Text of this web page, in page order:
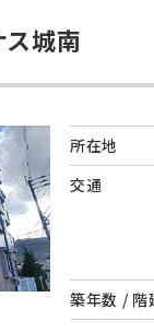
ス城南
所在地
交通
築年数 / 階